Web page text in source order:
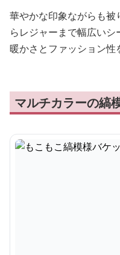
華やかな印象ながらも
らレジャーまで幅広いシ
暖かさとファッション性
マルチカラーの縞